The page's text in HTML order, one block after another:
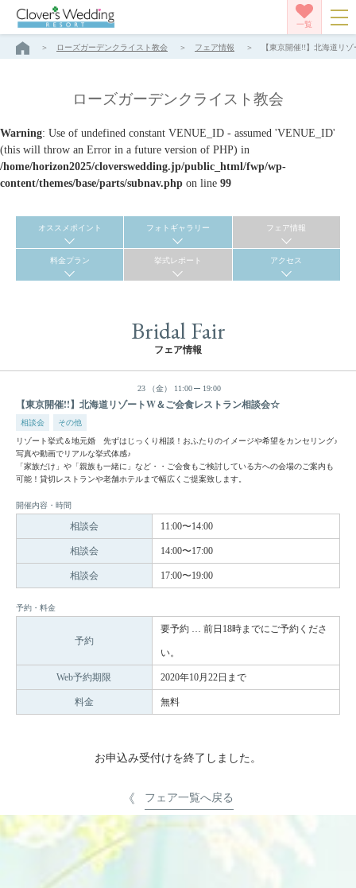
一覧
ローズガーデンクライスト教会 フェア情報 【東京開催!!】北海道リ
ローズガーデンクライスト教会
Warning: Use of undefined constant VENUE_ID - assumed 'VENUE_ID'
(this will throw an Error in a future version of PHP) in
/home/horizon2025/cloverswedding.jp/public_html/fwp/wp-
content/themes/base/parts/subnav.php on line 99
オススメポイント フォトギャラリー フェア情報
料金プラン 挙式レポート アクセス
Bridal Fair
フェア情報
23 （金） 11:00 19:00
【東京開催!!】北海道リゾートW＆ご会食レストラン相談会☆
相談会 その他
リゾート挙式＆地元婚 先ずはじっくり相談！おふたりのイメージや希望をカンセリング♪
写真や動画でリアルな挙式体感♪
「家族だけ」や「親族も一緒に」など・・ご会食もご検討している方への会場のご案内も
可能！貸切レストランや老舗ホテルまで幅広くご提案致します。
開催内容・時間
相談会 11:00〜14:00
相談会 14:00〜17:00
相談会 17:00〜19:00
予約・料金
予約
要予約 … 前日18時までにご予約くださ
い。
Web予約期限 2020年10月22日まで
料金 無料
お申込み受付けを終了しました。
フェア一覧へ戻る